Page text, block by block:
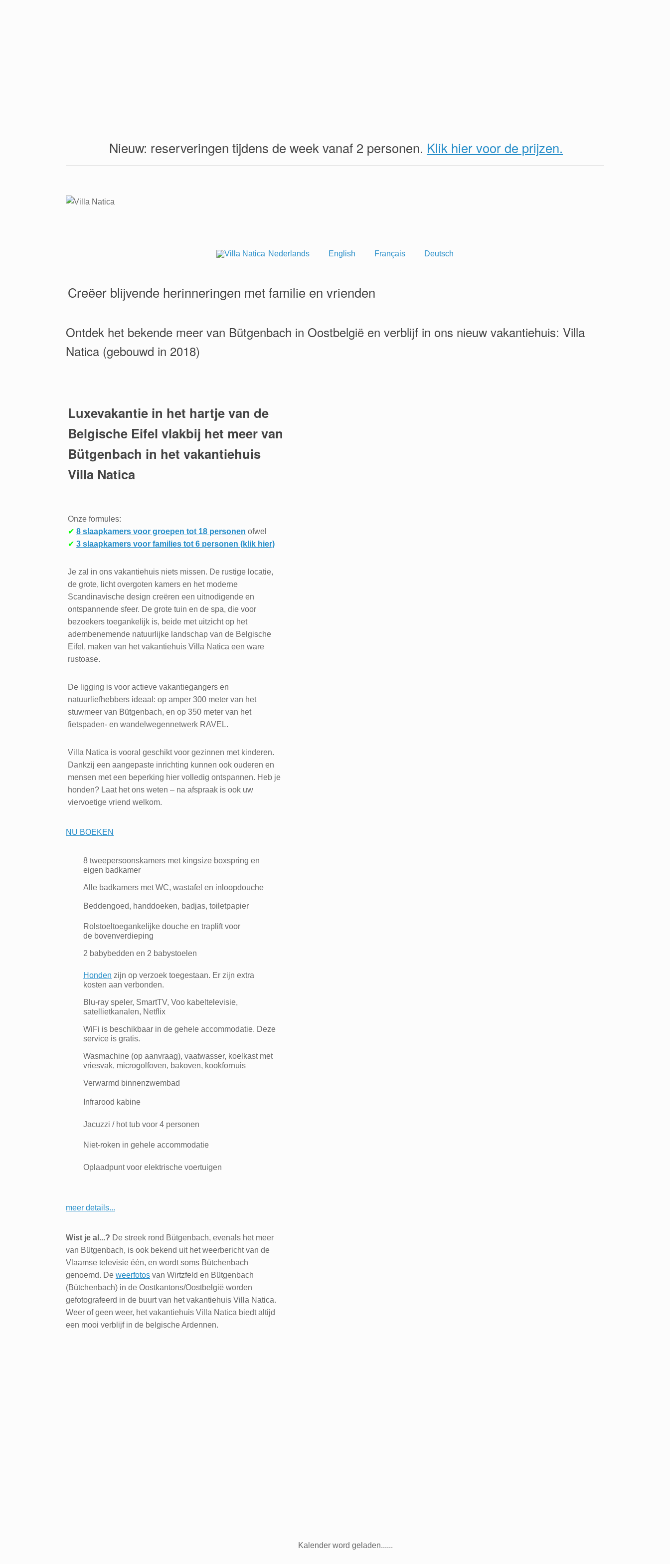
Nieuw: reserveringen tijdens de week vanaf 2 personen. Klik hier voor de prijzen.
Nederlands English Français Deutsch
Creëer blijvende herinneringen met familie en vrienden
Ontdek het bekende meer van Bütgenbach in Oostbelgië en verblijf in ons nieuw vakantiehuis: Villa
Natica (gebouwd in 2018)
Luxevakantie in het hartje van de
Belgische Eifel vlakbij het meer van
Bütgenbach in het vakantiehuis
Villa Natica
Onze formules:
✔ 8 slaapkamers voor groepen tot 18 personen ofwel
✔ 3 slaapkamers voor families tot 6 personen (klik hier)
Je zal in ons vakantiehuis niets missen. De rustige locatie,
de grote, licht overgoten kamers en het moderne
Scandinavische design creëren een uitnodigende en
ontspannende sfeer. De grote tuin en de spa, die voor
bezoekers toegankelijk is, beide met uitzicht op het
adembenemende natuurlijke landschap van de Belgische
Eifel, maken van het vakantiehuis Villa Natica een ware
rustoase.
De ligging is voor actieve vakantiegangers en
natuurliefhebbers ideaal: op amper 300 meter van het
stuwmeer van Bütgenbach, en op 350 meter van het
fietspaden- en wandelwegennetwerk RAVEL.
Villa Natica is vooral geschikt voor gezinnen met kinderen.
Dankzij een aangepaste inrichting kunnen ook ouderen en
mensen met een beperking hier volledig ontspannen. Heb je
honden? Laat het ons weten – na afspraak is ook uw
viervoetige vriend welkom.
NU BOEKEN
8 tweepersoonskamers met kingsize boxspring en
eigen badkamer
Alle badkamers met WC, wastafel en inloopdouche
Beddengoed, handdoeken, badjas, toiletpapier
Rolstoeltoegankelijke douche en traplift voor
de bovenverdieping
2 babybedden en 2 babystoelen
Honden zijn op verzoek toegestaan. Er zijn extra
kosten aan verbonden.
Blu-ray speler, SmartTV, Voo kabeltelevisie,
satellietkanalen, Netflix
WiFi is beschikbaar in de gehele accommodatie. Deze
service is gratis.
Wasmachine (op aanvraag), vaatwasser, koelkast met
vriesvak, microgolfoven, bakoven, kookfornuis
Verwarmd binnenzwembad
Infrarood kabine
Jacuzzi / hot tub voor 4 personen
Niet-roken in gehele accommodatie
Oplaadpunt voor elektrische voertuigen
meer details...
Wist je al...? De streek rond Bütgenbach, evenals het meer
van Bütgenbach, is ook bekend uit het weerbericht van de
Vlaamse televisie één, en wordt soms Bütchenbach
genoemd. De weerfotos van Wirtzfeld en Bütgenbach
(Bütchenbach) in de Oostkantons/Oostbelgië worden
gefotografeerd in de buurt van het vakantiehuis Villa Natica.
Weer of geen weer, het vakantiehuis Villa Natica biedt altijd
een mooi verblijf in de belgische Ardennen.
Kalender word geladen......